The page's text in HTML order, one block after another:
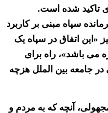
تاکید شده است.
سپاه مبنی بر کاربرد
«این اتفاق در سپاه یک
می باشد»، راه برای
جامعه بین الملل هزچه
آنچه که به مردم و